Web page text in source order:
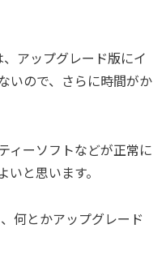
アップグレード版にイ
いので、さらに時間がか
ィーソフトなどが正常に
と思います。
何とかアップグレード